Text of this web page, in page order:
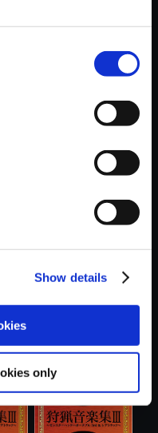
Show details
only
タ